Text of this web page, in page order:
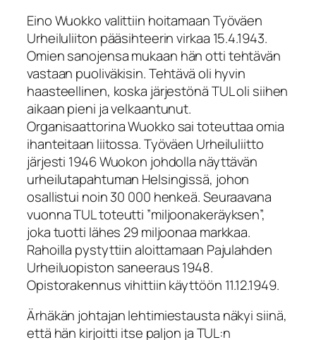
Eino Wuokko valittiin hoitamaan Työväen
Urheiluliiton pääsihteerin virkaa 15.4.1943.
Omien sanojensa mukaan hän otti tehtävän
vastaan puoliväkisin. Tehtävä oli hyvin
haasteellinen, koska järjestönä TUL oli siihen
aikaan pieni ja velkaantunut.
Organisaattorina Wuokko sai toteuttaa omia
ihanteitaan liitossa. Työväen Urheiluliitto
järjesti 1946 Wuokon johdolla näyttävän
urheilutapahtuman Helsingissä, johon
osallistui noin 30 000 henkeä. Seuraavana
vuonna TUL toteutti ”miljoonakeräyksen”,
joka tuotti lähes 29 miljoonaa markkaa.
Rahoilla pystyttiin aloittamaan Pajulahden
Urheiluopiston saneeraus 1948.
Opistorakennus vihittiin käyttöön 11.12.1949.
Ärhäkän johtajan lehtimiestausta näkyi siinä,
että hän kirjoitti itse paljon ja TUL:n